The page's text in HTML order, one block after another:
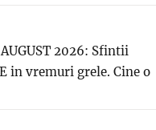
2026: Sfintii
in vremuri grele. Cine o